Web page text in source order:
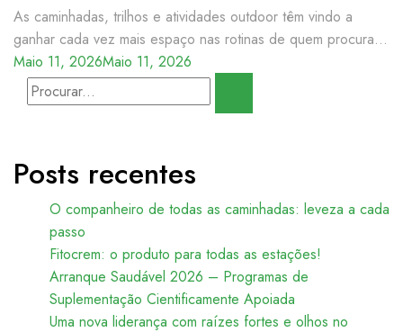
As caminhadas, trilhos e atividades outdoor têm vindo a
ganhar cada vez mais espaço nas rotinas de quem procura...
Maio 11, 2026Maio 11, 2026
Posts recentes
O companheiro de todas as caminhadas: leveza a cada
passo
Fitocrem: o produto para todas as estações!
Arranque Saudável 2026 – Programas de
Suplementação Cientificamente Apoiada
Uma nova liderança com raízes fortes e olhos no